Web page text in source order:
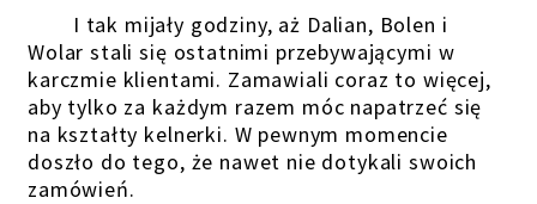
I tak mijały godziny, aż Dalian, Bolen i
Wolar stali się ostatnimi przebywającymi w
karczmie klientami. Zamawiali coraz to więcej,
aby tylko za każdym razem móc napatrzeć się
na kształty kelnerki. W pewnym momencie
doszło do tego, że nawet nie dotykali swoich
zamówień.